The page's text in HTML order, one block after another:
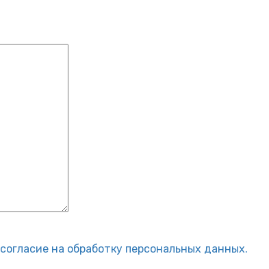
согласие на обработку персональных данных.